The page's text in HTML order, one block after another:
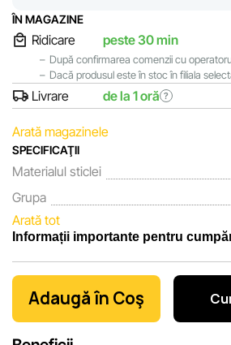
ÎN MAGAZINE
Ridicare peste 30 min
După confirmarea comenzii cu
Dacă produsul este în stoc în filiala
Livrare de la 1 oră ?
Arată magazinele
SPECIFICAŢII
Materialul sticlei
Grupa
Arată tot
Informații importante pentru
clienților noștri. În fiecare zi
despre produsele și serviciile
Adaugă în Coş